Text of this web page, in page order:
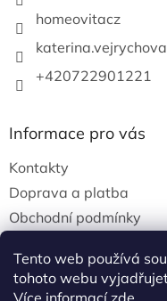
Tento web používá
tohoto webu
Více informacízde
homeovitacz
katerina.vejrychova
+420722901221
Informace pro vás
Kontakty
Doprava a platba
Obchodní podmínky